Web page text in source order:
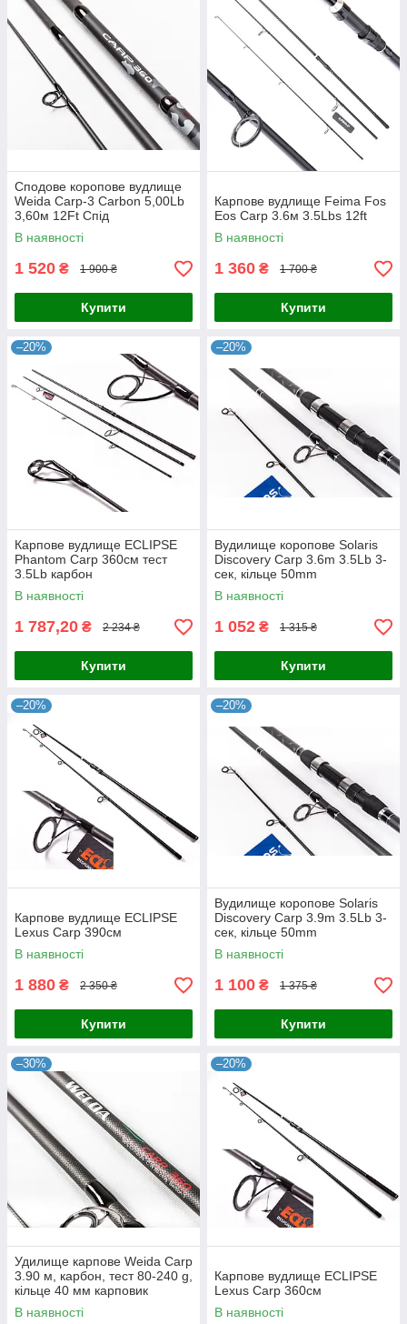
Сподове коропове вудлище
Weida Carp-3 Carbon 5,00Lb
3,60м 12Ft Спід
В наявності
1 520 ₴ 1 900 ₴
Купити
Карпове вудлище Feima Fos
Eos Carp 3.6м 3.5Lbs 12ft
В наявності
1 360 ₴ 1 700 ₴
Купити
–20%
Карпове вудлище ECLIPSE
Phantom Carp 360см тест
3.5Lb карбон
В наявності
1 787,20 ₴ 2 234 ₴
Купити
–20%
Вудилище коропове Solaris
Discovery Carp 3.6m 3.5Lb 3-
сек, кільце 50mm
В наявності
1 052 ₴ 1 315 ₴
Купити
–20%
Карпове вудлище ECLIPSE
Lexus Carp 390см
В наявності
1 880 ₴ 2 350 ₴
Купити
–20%
Вудилище коропове Solaris
Discovery Carp 3.9m 3.5Lb 3-
сек, кільце 50mm
В наявності
1 100 ₴ 1 375 ₴
Купити
–30%
Удилище карпове Weida Carp
3.90 м, карбон, тест 80-240 g,
кільце 40 мм карповик
В наявності
–20%
Карпове вудлище ECLIPSE
Lexus Carp 360см
В наявності